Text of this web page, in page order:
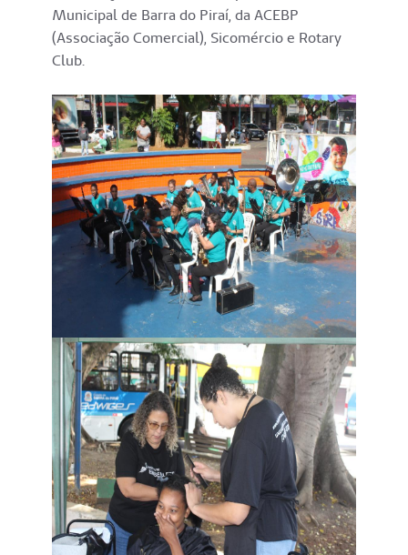
Municipal de Barra do Piraí, da ACEBP
(Associação Comercial), Sicomércio e Rotary
Club.